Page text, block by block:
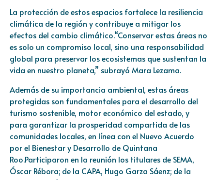
La protección de estos espacios fortalece la resiliencia
climática de la región y contribuye a mitigar los
efectos del cambio climático.“Conservar estas áreas no
es solo un compromiso local, sino una responsabilidad
global para preservar los ecosistemas que sustentan la
vida en nuestro planeta,” subrayó Mara Lezama.
Además de su importancia ambiental, estas áreas
protegidas son fundamentales para el desarrollo del
turismo sostenible, motor económico del estado, y
para garantizar la prosperidad compartida de las
comunidades locales, en línea con el Nuevo Acuerdo
por el Bienestar y Desarrollo de Quintana
Roo.Participaron en la reunión los titulares de SEMA,
Óscar Rébora; de la CAPA, Hugo Garza Sáenz; de la